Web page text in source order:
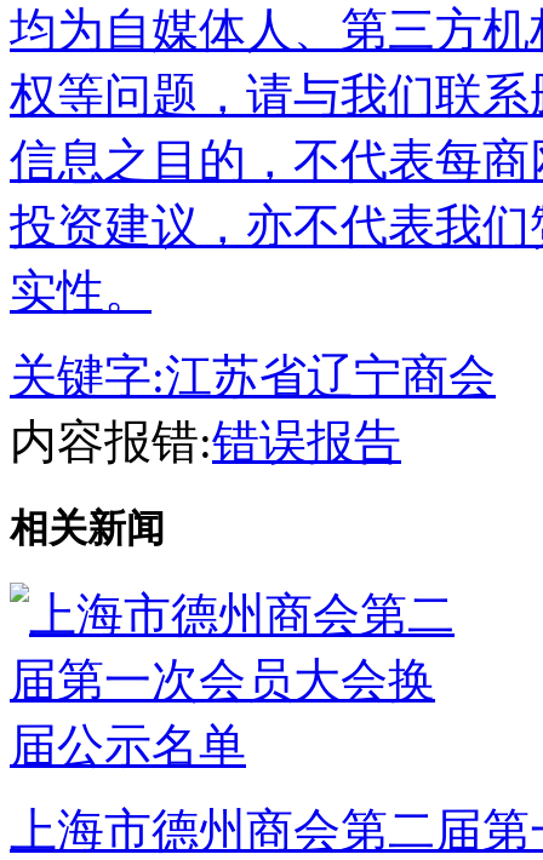
均为自媒体人、第三方
权等问题，请与我们联
信息之目的，不代表每
投资建议，亦不代表我
实性。
关键字:江苏省辽宁商会
内容报错:错误报告
相关新闻
上海市德州商会第二届